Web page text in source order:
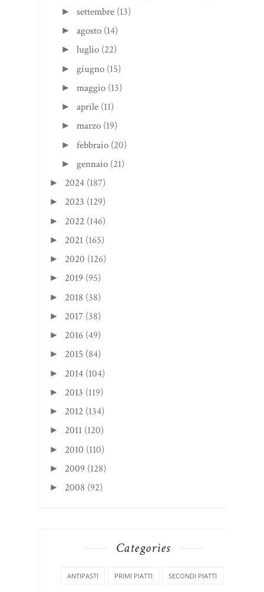
►settembre (13)
►agosto (14)
►luglio (22)
►giugno (15)
►maggio (13)
►aprile (11)
►marzo (19)
►febbraio (20)
►gennaio (21)
► 2024 (187)
► 2023 (129)
► 2022 (146)
► 2021 (165)
► 2020 (126)
► 2019 (95)
► 2018 (38)
► 2017 (38)
► 2016 (49)
► 2015 (84)
► 2014 (104)
► 2013 (119)
► 2012 (134)
► 2011 (120)
► 2010 (110)
► 2009 (128)
► 2008 (92)
Categories
ANTIPASTI PRIMI PIATTI SECONDI PIATTI